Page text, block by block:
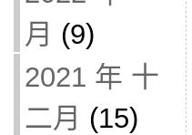
月 (9)
2021 年 十
二月 (15)